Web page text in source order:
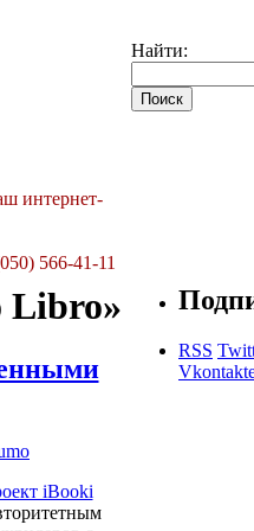
интернет-
566-41-11
Найти:
Libro»
iBooki
RSS